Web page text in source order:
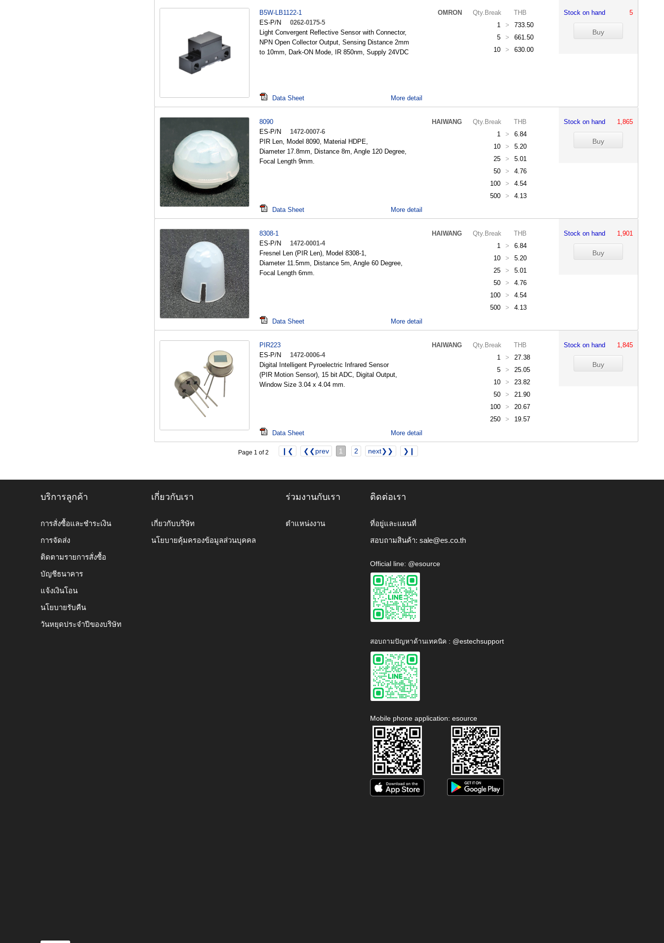
B5W-LB1122-1
OMRON
ES-P/N
0262-0175-5
Light Convergent Reflective Sensor with Connector,
NPN Open Collector Output, Sensing Distance 2mm
to 10mm, Dark-ON Mode, IR 850nm, Supply 24VDC
Qty.Break
THB
1
>
733.50
5
>
661.50
10
> 630.00
Stock on hand 5
Data Sheet More detail
8090
HAIWANG
ES-P/N
1472-0007-6
PIR Len, Model 8090, Material HDPE,
Diameter 17.8mm, Distance 8m, Angle 120 Degree,
Focal Length 9mm.
Qty.Break
THB
1
>
6.84
10
>
5.20
25
>
5.01
50
>
4.76
100
>
4.54
500
> 4.13
Stock on hand 1,865
Data Sheet More detail
8308-1
HAIWANG
ES-P/N
1472-0001-4
Fresnel Len (PIR Len), Model 8308-1,
Diameter 11.5mm, Distance 5m, Angle 60 Degree,
Focal Length 6mm.
Qty.Break
THB
1
>
6.84
10
>
5.20
25
>
5.01
50
>
4.76
100
>
4.54
500
> 4.13
Stock on hand 1,901
Data Sheet More detail
PIR223
HAIWANG
ES-P/N
1472-0006-4
Digital Intelligent Pyroelectric Infrared Sensor
(PIR Motion Sensor), 15 bit ADC, Digital Output,
Window Size 3.04 x 4.04 mm.
Qty.Break
THB
1
>
27.38
5
>
25.05
10
>
23.82
50
>
21.90
100
>
20.67
250
> 19.57
Stock on hand 1,845
Data Sheet More detail
Page 1 of 2 ❙❮ ❮❮prev 1 2 next❯❯ ❯❙
บริการลูกค้า
การสั่งซื้อและชำระเงิน
การจัดส่ง
ติดตามรายการสั่งซื้อ
บัญชีธนาคาร
แจ้งเงินโอน
นโยบายรับคืน
วันหยุดประจำปีของบริษัท
เกี่ยวกับเรา
เกี่ยวกับบริษัท
นโยบายคุ้มครองข้อมูลส่วนบุคคล
ร่วมงานกับเรา
ตำแหน่งงาน
ติดต่อเรา
ที่อยู่และแผนที่
สอบถามสินค้า: sale@es.co.th
Official line: @esource
สอบถามปัญหาด้านเทคนิค : @estechsupport
Mobile phone application: esource